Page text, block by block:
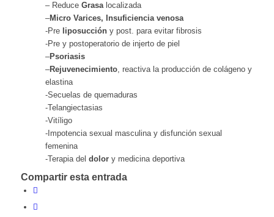
– Reduce Grasalocalizada
–Micro Varices, Insuficiencia venosa
-Pre liposuccióny post. para evitar fibrosis
-Pre y postoperatorio de injerto de piel
–Psoriasis
–Rejuvenecimiento, reactiva la producción de colágeno y
elastina
-Secuelas de quemaduras
-Telangiectasias
-Vitíligo
-Impotencia sexual masculina y disfunción sexual
femenina
-Terapia del dolory medicina deportiva
Compartir esta entrada